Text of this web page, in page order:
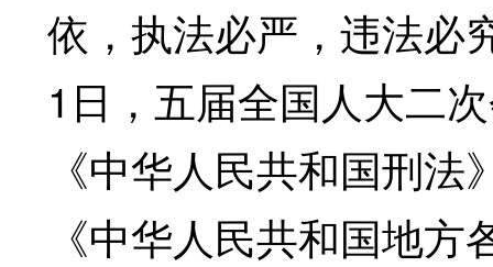
依，执法必严，违法必
1日，五届全国人大二
《中华人民共和国刑
《中华人民共和国地